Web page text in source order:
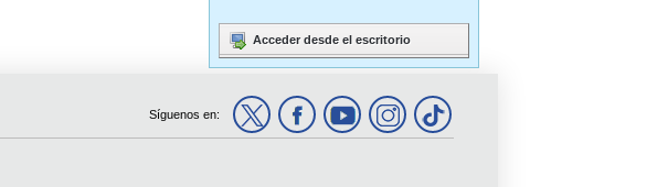
Acceder desde el escritorio
Síguenos en: